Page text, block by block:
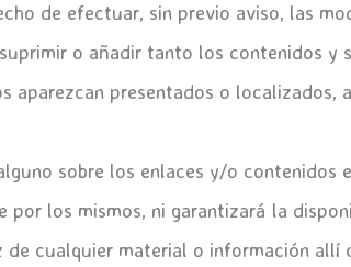
de efectuar, sin previo aviso, las
o añadir tanto los contenidos y
aparezcan presentados o localizados,
sobre los enlaces y/o
por los mismos, ni garantizará la
cualquier material o información allí